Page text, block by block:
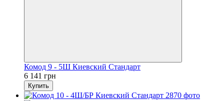
Комод 9 - 5Ш Киевский Стандарт
6 141 грн
Купить